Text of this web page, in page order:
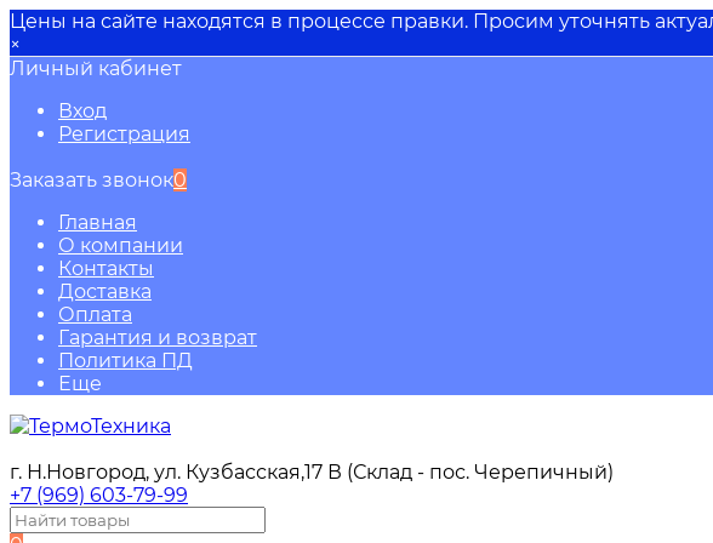
Цены на сайте находятся в процессе правки. Просим уточнять
×
Личный кабинет
Вход
Регистрация
Заказать звонок0
Главная
О компании
Контакты
Доставка
Оплата
Гарантия и возврат
Политика ПД
Еще
г. Н.Новгород, ул. Кузбасская,17 В (Склад - пос. Черепичный)
+7 (969) 603-79-99